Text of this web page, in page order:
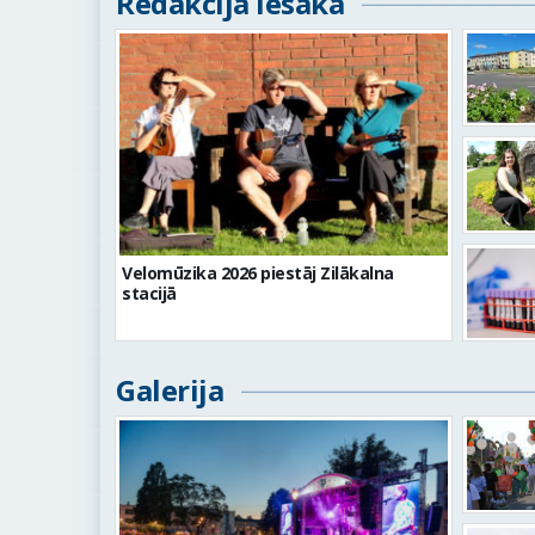
Velomūzika 2026 piestāj Zilākalna
stacijā
Galerija